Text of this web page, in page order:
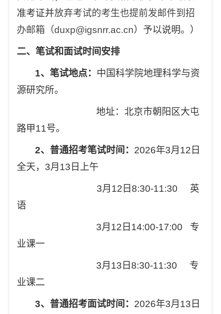
准考证并放弃考试的考生也提前发邮件到招
办邮箱（duxp@igsnrr.ac.cn）予以说明。）
二、笔试和面试时间安排
1、笔试地点： 中国科学院地理科学与资
源研究所。
地址：北京市朝阳区大屯
路甲11号。
2、普通招考笔试时间： 2026年3月12日
全天，3月13日上午
3月12日8:30-11:30 英
语
3月12日14:00-17:00 专
业课一
3月13日8:30-11:30 专
业课二
3、普通招考面试时间： 2026年3月13日